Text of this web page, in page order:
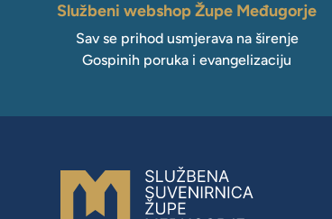
Službeni webshop Župe Međugorje
Sav se prihod usmjerava na širenje
Gospinih poruka i evangelizaciju